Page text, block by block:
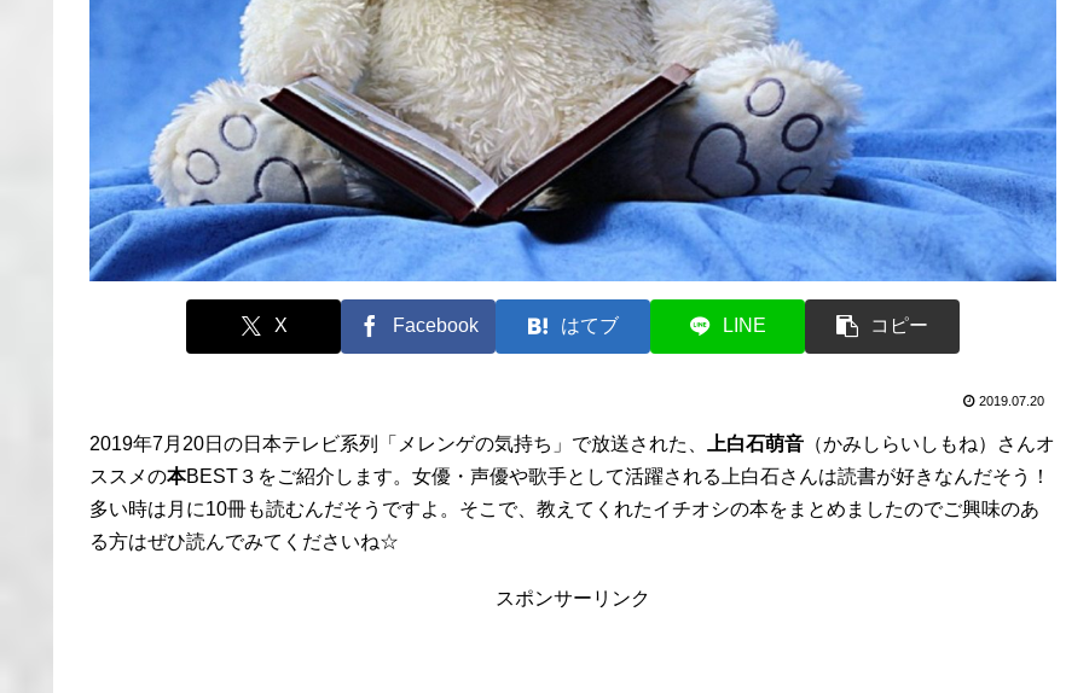
X Facebook はてブ LINE コピー
2019.07.20
2019年7月20日の日本テレビ系列「メレンゲの気持ち」で放送された、 上白石萌音 （かみしらいしもね）さんオ
ススメの本BEST３をご紹介します。女優・声優や歌手として活躍される上白石さんは読書が好きなんだそう！
多い時は月に10冊も読むんだそうですよ。そこで、教えてくれたイチオシの本をまとめましたのでご興味のあ
る方はぜひ読んでみてくださいね☆
スポンサーリンク